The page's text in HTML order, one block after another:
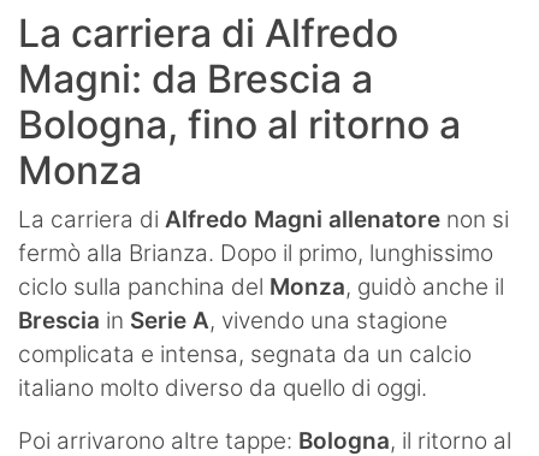
La carriera di Alfredo
Magni: da Brescia a
Bologna, fino al ritorno a
Monza
La carriera di Alfredo Magni allenatore non si
fermò alla Brianza. Dopo il primo, lunghissimo
ciclo sulla panchina del Monza, guidò anche il
Brescia in Serie A, vivendo una stagione
complicata e intensa, segnata da un calcio
italiano molto diverso da quello di oggi.
Poi arrivarono altre tappe: Bologna, il ritorno al